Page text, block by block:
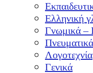
Ελληνική
Γνωμικά –
Λογοτεχνία
Γενικά